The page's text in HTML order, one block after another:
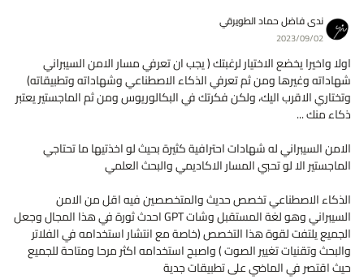
ندى فاضل حماد الطويرقي
2023/09/02
اولا واخيرا يخضع الاختيار لرغبتك ( يجب ان تعرفي مسار الامن السيبراني
شهاداته وغيرها ومن ثم تعرفي الذكاء الاصطناعي وشهاداته وتطبيقاته)
وتختاري الاقرب اليك، ولكن فكرتك في البكالوريوس ومن ثم الماجستير يعتبر
ذكاء منك ...
الامن السيبراني له شهادات احترافية كثيرة بحيث لو اخذتيها ما تحتاجي
الماجستير الا لو تحبي المسار الاكاديمي والبحث العلمي
الذكاء الاصطناعي تخصص حديث والمتخصصين فيه اقل من الامن
السيبراني وهو لغة المستقبل وشات GPT احدث ثورة في هذا المجال وجعل
الجميع يلتفت لقوة هذا التخصص (خاصة مع انتشار استخدامه في الفلاتر
والبحث وتقنيات تغيير الصوت ) واصبح استخدامه اكثر مرحا ومتاحة للجميع
حيث اقتصر في الماضي على تطبيقات جدية